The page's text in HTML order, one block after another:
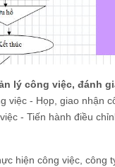
lý công việc, đánh
việc - Họp, giao nhận
- Tiến hành điều
hiện công việc, công